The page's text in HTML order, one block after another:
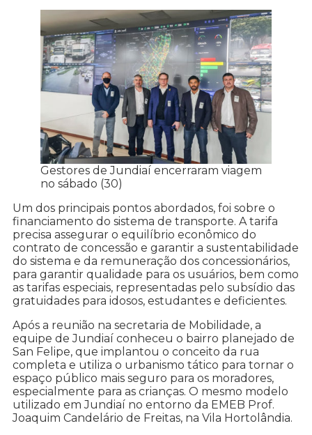
Gestores de Jundiaí encerraram viagem
no sábado (30)
Um dos principais pontos abordados, foi sobre o
financiamento do sistema de transporte. A tarifa
precisa assegurar o equilíbrio econômico do
contrato de concessão e garantir a sustentabilidade
do sistema e da remuneração dos concessionários,
para garantir qualidade para os usuários, bem como
as tarifas especiais, representadas pelo subsídio das
gratuidades para idosos, estudantes e deficientes.
Após a reunião na secretaria de Mobilidade, a
equipe de Jundiaí conheceu o bairro planejado de
San Felipe, que implantou o conceito da rua
completa e utiliza o urbanismo tático para tornar o
espaço público mais seguro para os moradores,
especialmente para as crianças. O mesmo modelo
utilizado em Jundiaí no entorno da EMEB Prof.
Joaquim Candelário de Freitas, na Vila Hortolândia.